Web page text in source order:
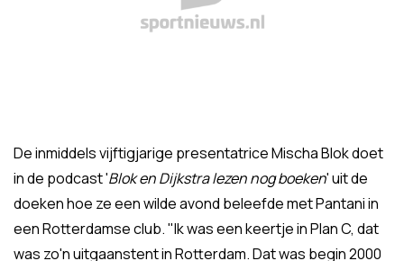
De inmiddels vijftigjarige presentatrice Mischa Blok doet
in de podcast 'Blok en Dijkstra lezen nog boeken' uit de
doeken hoe ze een wilde avond beleefde met Pantani in
een Rotterdamse club. "Ik was een keertje in Plan C, dat
was zo'n uitgaanstent in Rotterdam. Dat was begin 2000